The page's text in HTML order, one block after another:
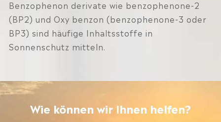
Benzophenon derivate wie benzophenone-2
(BP2) und Oxy benzon (benzophenone-3 oder
BP3) sind häufige Inhaltsstoffe in
Sonnenschutz mitteln.
Wie können wir Ihnen helfen?